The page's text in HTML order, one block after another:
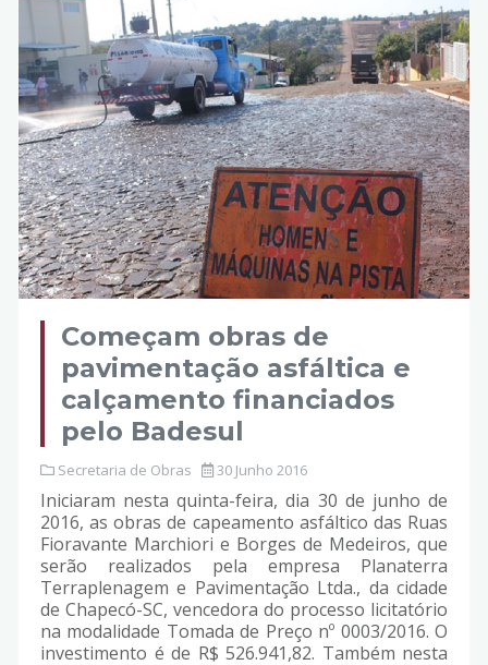
Começam obras de
pavimentação asfáltica e
calçamento financiados
pelo Badesul
Secretaria de Obras 30 Junho 2016
Iniciaram nesta quinta-feira, dia 30 de junho de
2016, as obras de capeamento asfáltico das Ruas
Fioravante Marchiori e Borges de Medeiros, que
serão realizados pela empresa Planaterra
Terraplenagem e Pavimentação Ltda., da cidade
de Chapecó-SC, vencedora do processo licitatório
na modalidade Tomada de Preço nº 0003/2016. O
investimento é de R$ 526.941,82. Também nesta